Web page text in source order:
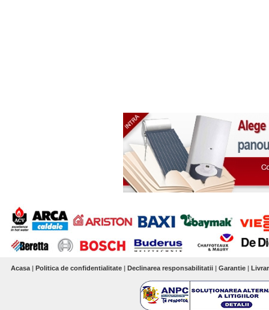
Acasa |Politica de confidentialitate |Declinarea responsabilitatii |Garantie |